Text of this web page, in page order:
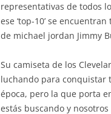
representativas de todos
ese ‘top-10’ se
de michael jordan Jimmy
Su camiseta de los
luchando para conquistar
época, pero la que porta
estás buscando y